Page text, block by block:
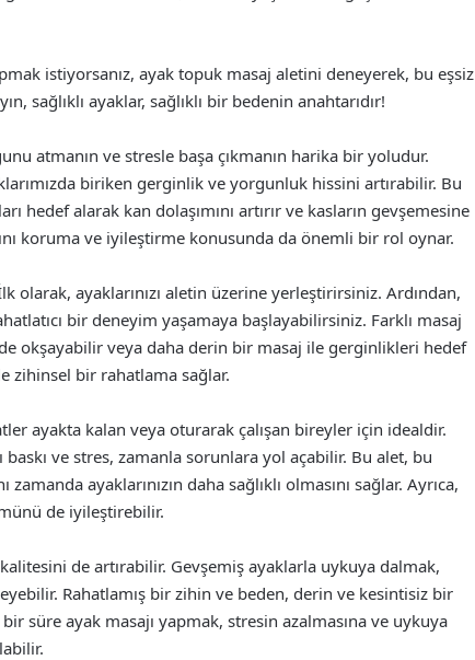
istiyorsanız, ayak topuk masaj aletini deneyerek, bu eşsiz
sağlıklı ayaklar, sağlıklı bir bedenin anahtarıdır!
atmanın ve stresle başa çıkmanın harika bir yoludur.
biriken gerginlik ve yorgunluk hissini artırabilir. Bu
hedef alarak kan dolaşımını artırır ve kasların gevşemesine
koruma ve iyileştirme konusunda da önemli bir rol oynar.
olarak, ayaklarınızı aletin üzerine yerleştirirsiniz. Ardından,
bir deneyim yaşamaya başlayabilirsiniz. Farklı masaj
okşayabilir veya daha derin bir masaj ile gerginlikleri hedef
zihinsel bir rahatlama sağlar.
ayakta kalan veya oturarak çalışan bireyler için idealdir.
baskı ve stres, zamanla sorunlara yol açabilir. Bu alet, bu
ayaklarınızın daha sağlıklı olmasını sağlar. Ayrıca,
de iyileştirebilir.
de artırabilir. Gevşemiş ayaklarla uykuya dalmak,
Rahatlamış bir zihin ve beden, derin ve kesintisiz bir
süre ayak masajı yapmak, stresin azalmasına ve uykuya